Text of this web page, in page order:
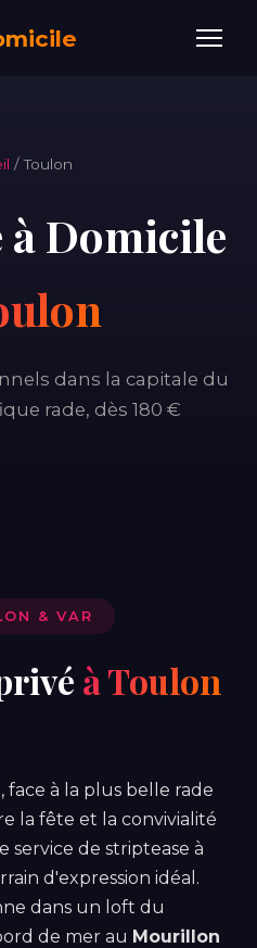
/ Toulon
à Domicile
dans la capitale du
rade, dès 180 €
& VAR
à Toulon
à la plus belle rade
la fête et la convivialité
service de striptease à
d'expression idéal.
dans un loft du
de mer au Mourillon